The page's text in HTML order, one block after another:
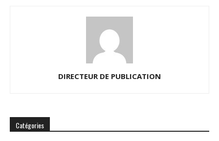
DIRECTEUR DE PUBLICATION
Catégories